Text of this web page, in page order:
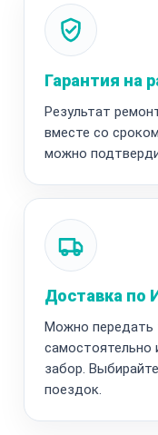
Гарантия на
Результат
вместе со
можно
Доставка по
Можно передать
самостоятельно
забор.
поездок.